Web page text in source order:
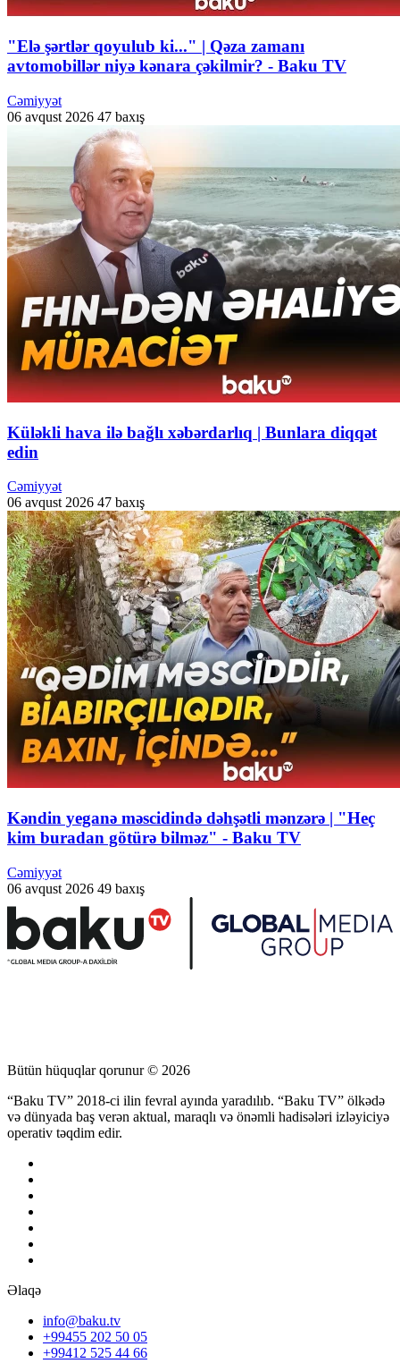
"Elə şərtlər qoyulub ki..." | Qəza zamanı
avtomobillər niyə kənara çəkilmir? - Baku TV
Cəmiyyət
06 avqust 2026 47 baxış
Küləkli hava ilə bağlı xəbərdarlıq | Bunlara diqqət
edin
Cəmiyyət
06 avqust 2026 47 baxış
Kəndin yeganə məscidində dəhşətli mənzərə | "Heç
kim buradan götürə bilməz" - Baku TV
Cəmiyyət
06 avqust 2026 49 baxış
Bütün hüquqlar qorunur © 2026
“Baku TV” 2018-ci ilin fevral ayında yaradılıb. “Baku TV” ölkədə
və dünyada baş verən aktual, maraqlı və önəmli hadisələri izləyiciyə
operativ təqdim edir.
Əlaqə
info@baku.tv
+99455 202 50 05
+99412 525 44 66